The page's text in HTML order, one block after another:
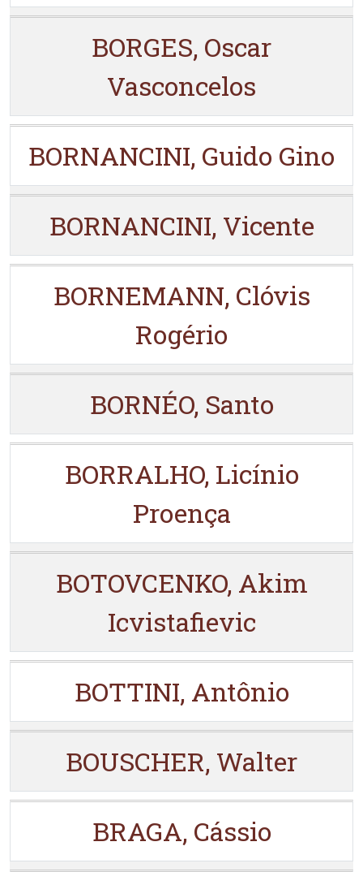
BORGES, Oscar
Vasconcelos
BORNANCINI, Guido Gino
BORNANCINI, Vicente
BORNEMANN, Clóvis
Rogério
BORNÉO, Santo
BORRALHO, Licínio
Proença
BOTOVCENKO, Akim
Icvistafievic
BOTTINI, Antônio
BOUSCHER, Walter
BRAGA, Cássio